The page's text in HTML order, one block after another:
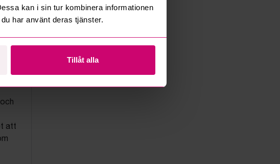
kan i sin tur kombinera informationen
har använt deras tjänster.
Tillåt alla
att